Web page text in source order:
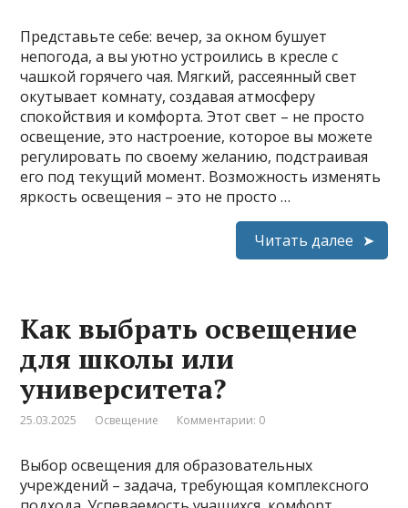
Представьте себе: вечер, за окном бушует
непогода, а вы уютно устроились в кресле с
чашкой горячего чая. Мягкий, рассеянный свет
окутывает комнату, создавая атмосферу
спокойствия и комфорта. Этот свет – не просто
освещение, это настроение, которое вы можете
регулировать по своему желанию, подстраивая
его под текущий момент. Возможность изменять
яркость освещения – это не просто …
Читать далее
Как выбрать освещение
для школы или
университета?
25.03.2025 Освещение Комментарии: 0
Выбор освещения для образовательных
учреждений – задача, требующая комплексного